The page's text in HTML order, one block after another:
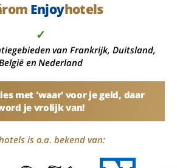
Enjoyhotels
✓
van Frankrijk, Duitsland,
en Nederland
met 'waar' voor je geld, daar
je vrolijk van!
is o.a. bekend van: